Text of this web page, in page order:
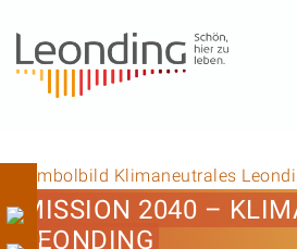
MISSION 2040 –
LEONDING